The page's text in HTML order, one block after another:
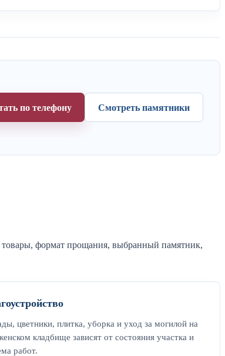
по телефону Смотреть памятники
товары, формат прощания, выбранный памятник,
цветники, плитка, уборка и уход за могилой на
кладбище зависят от состояния участка и
работ.